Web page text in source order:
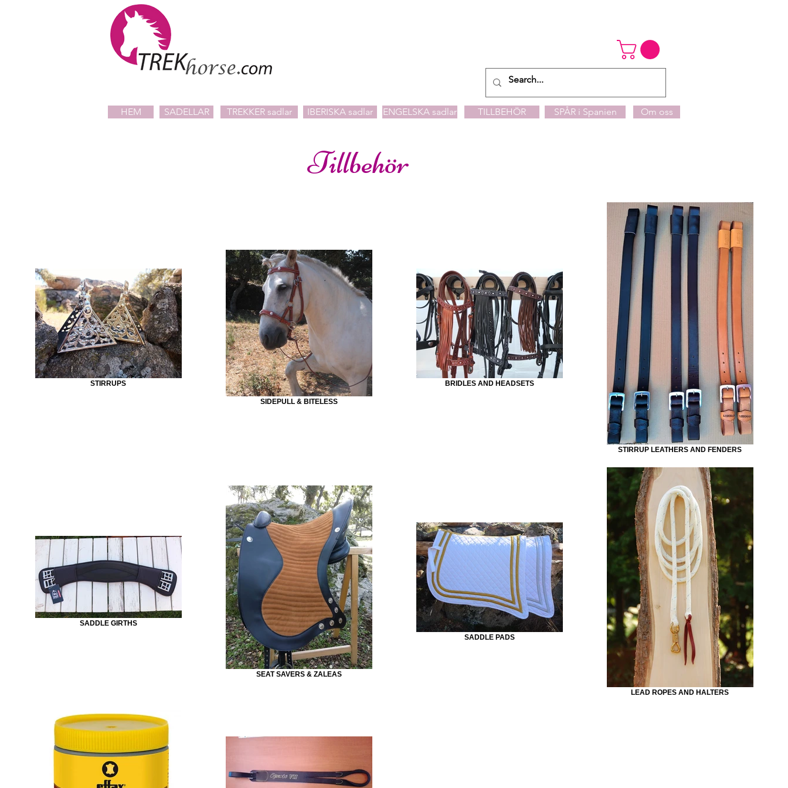
HEM SADELLAR TREKKER sadlar IBERISKA sadlar ENGELSKA sadlar TILLBEHÖR SPÅR i Spanien Om oss
Tillbehör
STIRRUPS
SIDEPULL & BITELESS
BRIDLES AND HEADSETS
STIRRUP LEATHERS AND FENDERS
SADDLE GIRTHS
SEAT SAVERS & ZALEAS
SADDLE PADS
LEAD ROPES AND HALTERS